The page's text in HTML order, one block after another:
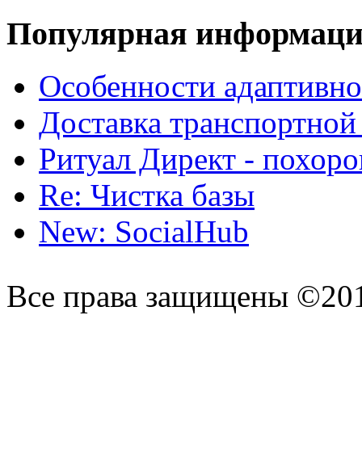
Популярная
Особенности
Доставка
Ритуал Директ -
Re: Чистка базы
New: SocialHub
Все права защищены